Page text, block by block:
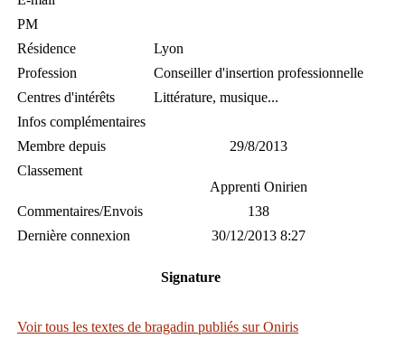
PM
Résidence
Lyon
Profession
Conseiller d'insertion professionnelle
Centres d'intérêts
Littérature, musique...
Infos complémentaires
Membre depuis
29/8/2013
Classement
Apprenti Onirien
Commentaires/Envois
138
Dernière connexion
30/12/2013 8:27
Signature
Voir tous les textes de bragadin publiés sur Oniris